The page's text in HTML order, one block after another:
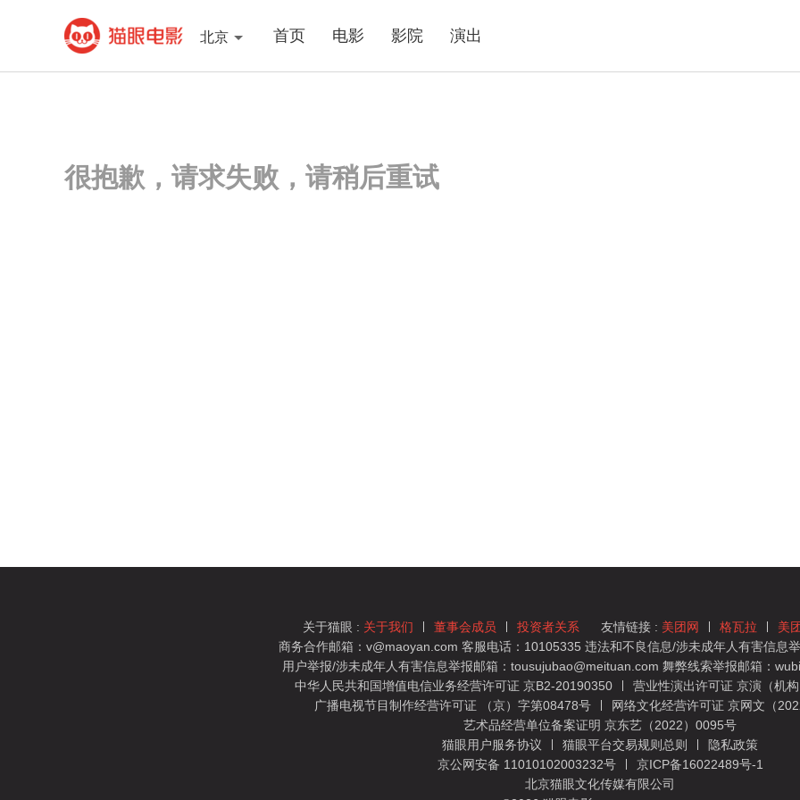
北京 首页 电影 影院 演出
很抱歉，请求失败，请稍后重试
关于猫眼 : 关于我们 董事会成员 投资者关系 友情链接 : 美团网 格瓦拉 美
商务合作邮箱：v@maoyan.com 客服电话：10105335 违法和不良信息/涉未成年人有害信息
用户举报/涉未成年人有害信息举报邮箱：tousujubao@meituan.com 舞弊线索举报邮箱：
中华人民共和国增值电信业务经营许可证 京B2-20190350
营业性演出许可证 京演（机
广播电视节目制作经营许可证 （京）字第08478号
网络文化经营许可证 京网文（
艺术品经营单位备案证明 京东艺（2022）0095号
猫眼用户服务协议
猫眼平台交易规则总则
隐私政策
京公网安备 11010102003232号
京ICP备16022489号-1
北京猫眼文化传媒有限公司